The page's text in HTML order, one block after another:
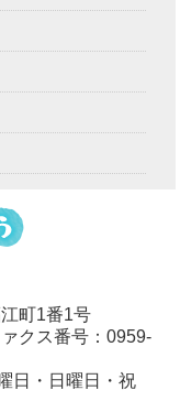
町1番1号
クス番号：0959-
日・日曜日・祝